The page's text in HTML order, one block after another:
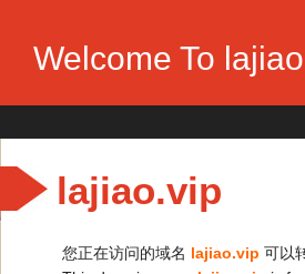
Welcome To
lajiao.vip
您正在访问的域名 lajiao.vip 可以